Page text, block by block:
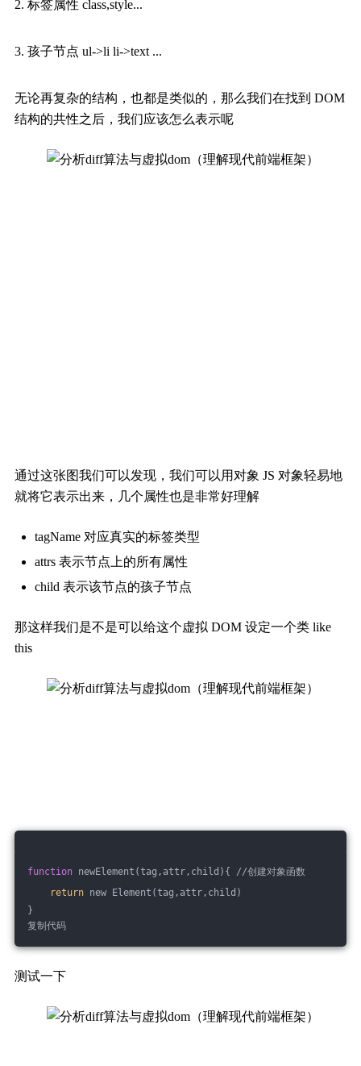
2. 标签属性 class,style...
3. 孩子节点 ul->li li->text ...
无论再复杂的结构，也都是类似的，那么我们在找到 DOM
结构的共性之后，我们应该怎么表示呢
通过这张图我们可以发现，我们可以用对象 JS 对象轻易地
就将它表示出来，几个属性也是非常好理解
tagName 对应真实的标签类型
attrs 表示节点上的所有属性
child 表示该节点的孩子节点
那这样我们是不是可以给这个虚拟 DOM 设定一个类 like
this
function newElement(tag,attr,child){ //创建对象函数
return new Element(tag,attr,child)
}
复制代码
测试一下